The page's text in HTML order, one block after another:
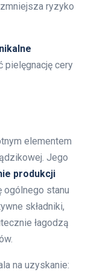
ryzyko
pielęgnację cery
elementem
Jego
produkcji
ogólnego stanu
składniki,
łagodzą
na uzyskanie: